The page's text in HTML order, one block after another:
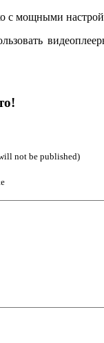
с мощными
not be published)